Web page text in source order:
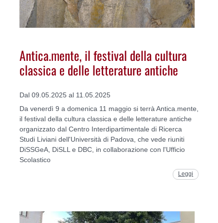
Antica.mente, il festival della cultura
classica e delle letterature antiche
Dal 09.05.2025 al 11.05.2025
Da venerdì 9 a domenica 11 maggio si terrà Antica.mente,
il festival della cultura classica e delle letterature antiche
organizzato dal Centro Interdipartimentale di Ricerca
Studi Liviani dell'Università di Padova, che vede riuniti
DiSSGeA, DiSLL e DBC, in collaborazione con l'Ufficio
Scolastico
Leggi